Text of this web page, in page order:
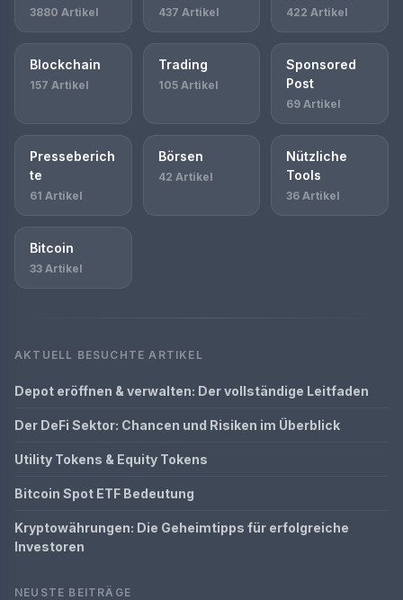
3880 Artikel 437 Artikel 422 Artikel
Blockchain
157 Artikel
Trading
105 Artikel
Sponsored
Post
69 Artikel
Presseberich
te
61 Artikel
Börsen
42 Artikel
Nützliche
Tools
36 Artikel
Bitcoin
33 Artikel
AKTUELL BESUCHTE ARTIKEL
Depot eröffnen & verwalten: Der vollständige Leitfaden
Der DeFi Sektor: Chancen und Risiken im Überblick
Utility Tokens & Equity Tokens
Bitcoin Spot ETF Bedeutung
Kryptowährungen: Die Geheimtipps für erfolgreiche
Investoren
NEUSTE BEITRÄGE